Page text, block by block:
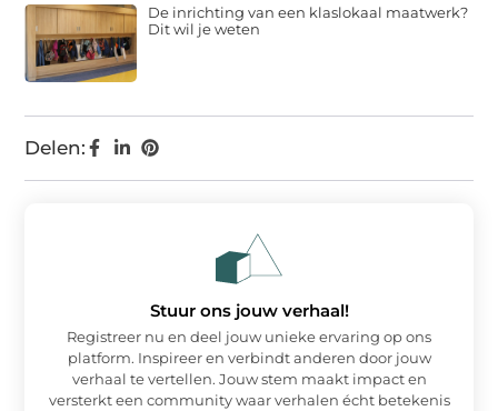
Delen:
De inrichting van een klaslokaal maatwerk?
Dit wil je weten
Stuur ons jouw verhaal!
Registreer nu en deel jouw unieke ervaring op ons
platform. Inspireer en verbindt anderen door jouw
verhaal te vertellen. Jouw stem maakt impact en
versterkt een community waar verhalen écht betekenis